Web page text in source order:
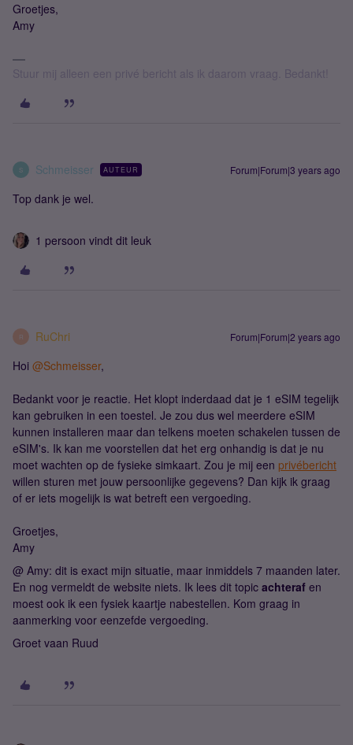
Groetjes,
Amy
Stuur mij alleen een privé bericht als ik daarom vraag. Bedankt!
S Schmeisser AUTEUR Forum|Forum|3 years ago
Top dank je wel.
1 persoon vindt dit leuk
R RuChri Forum|Forum|2 years ago
Hoi @Schmeisser,
Bedankt voor je reactie. Het klopt inderdaad dat je 1 eSIM tegelijk
kan gebruiken in een toestel. Je zou dus wel meerdere eSIM
kunnen installeren maar dan telkens moeten schakelen tussen de
eSIM's. Ik kan me voorstellen dat het erg onhandig is dat je nu
moet wachten op de fysieke simkaart. Zou je mij een privébericht
willen sturen met jouw persoonlijke gegevens? Dan kijk ik graag
of er iets mogelijk is wat betreft een vergoeding.
Groetjes,
Amy
@ Amy: dit is exact mijn situatie, maar inmiddels 7 maanden later.
En nog vermeldt de website niets. Ik lees dit topic achteraf en
moest ook ik een fysiek kaartje nabestellen. Kom graag in
aanmerking voor eenzefde vergoeding.
Groet vaan Ruud